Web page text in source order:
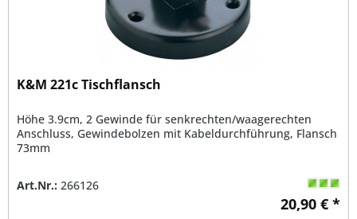
K&M 221c Tischflansch
Höhe 3.9cm, 2 Gewinde für senkrechten/waagerechten
Anschluss, Gewindebolzen mit Kabeldurchführung, Flansch
73mm
Art.Nr.: 266126
20,90 € *